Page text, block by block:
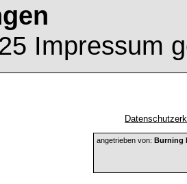
Impressum
angetrieben von: Burning